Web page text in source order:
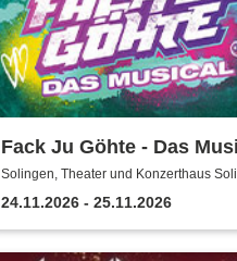
Fack Ju Göhte - Das
Solingen, Theater und Konzerthaus
24.11.2026 - 25.11.2026